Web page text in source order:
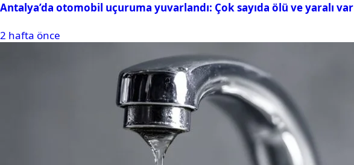
Antalya’da otomobil uçuruma yuvarlandı: Çok sayıda ölü ve yaralı var
2 hafta önce